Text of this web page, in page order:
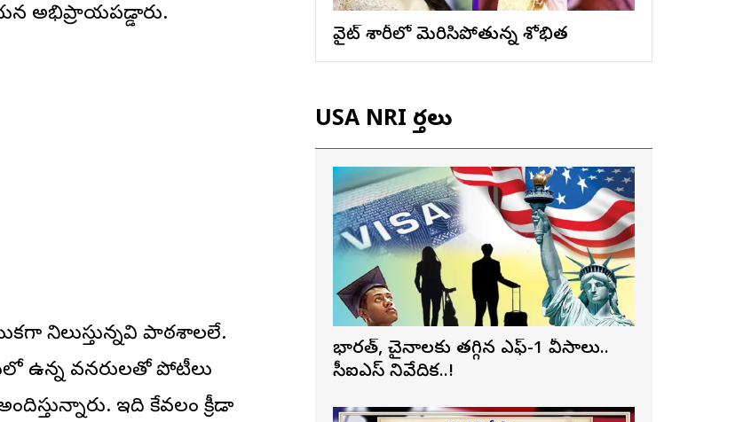
అభిప్రాయపడ్డారు.
నిలుస్తున్నవి పాఠశాలలే.
ఉన్న వనరులతో పోటీలు
ఇది కేవలం క్రీడా
వైట్ శారీలో మెరిసిపోతున్న శోభిత
USA NRI వార్తలు
భారత్, చైనాలకు తగ్గిన ఎఫ్-1 వీసాలు..
సీఐఎస్ నివేదిక..!